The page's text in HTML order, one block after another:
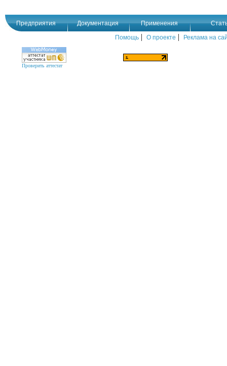
Предприятия Документация Применения
Помощь | О проекте | Реклама на
Проверить аттестат